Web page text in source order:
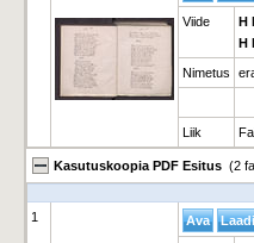
Viide
H
H
Nimetus
Liik
Kasutuskoopia PDF Esitus (2
1